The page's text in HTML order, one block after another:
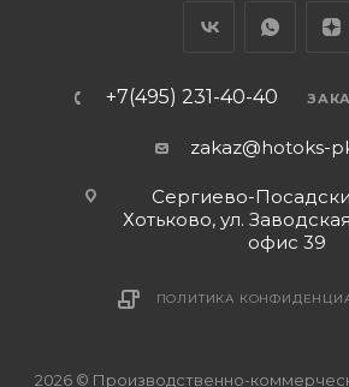
+7(495) 231-40-40
zakaz@hotoks-
Сергиево-
Хотьково, ул.
офис 39
ПОЛИТИКА
2026 © Производственно-